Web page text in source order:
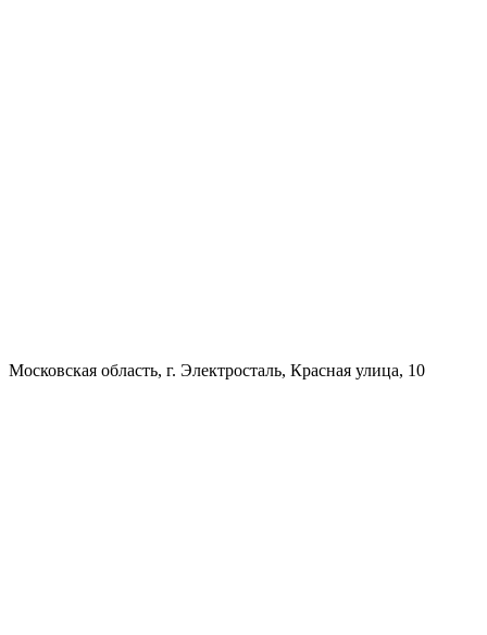
Московская область, г. Электросталь, Красная улица, 10